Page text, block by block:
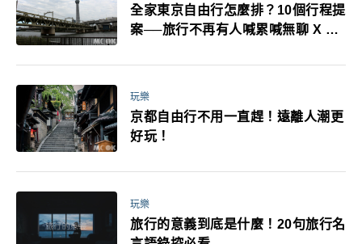
全家東京自由行怎麼排？10個行程提
案──旅行不再有人喊累喊無聊 X 爸
玩樂
京都自由行不用一直趕！遠離人潮更
好玩！
玩樂
旅行的意義到底是什麼！20句旅行名